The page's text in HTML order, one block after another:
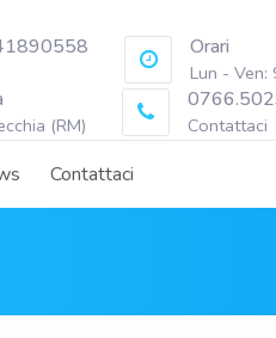
Orari
Lun -
(RM) Contattaci
Contattaci